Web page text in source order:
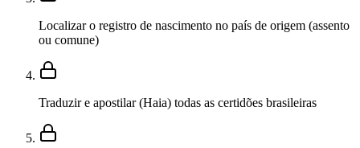
Localizar o registro de nascimento no país de origem (assento
ou comune)
Traduzir e apostilar (Haia) todas as certidões brasileiras